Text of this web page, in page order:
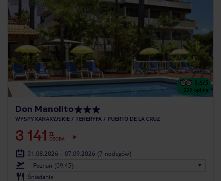
3.6/5
233 opinie
Don Manolito
WYSPY KANARYJSKIE TENERYFA PUERTO DE LA CRUZ
3 141
ZŁ
OSOBA
31.08.2026 - 07.09.2026 (7 noclegów)
Poznań (09:45)
Śniadanie